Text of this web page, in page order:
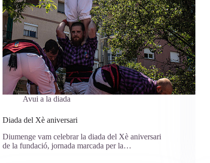
Avui a la diada
Diada del Xè aniversari
Diumenge vam celebrar la diada del Xè aniversari
de la fundació, jornada marcada per la…